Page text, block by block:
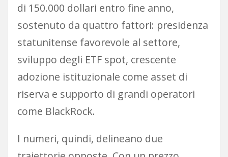
di 150.000 dollari entro fine anno,
sostenuto da quattro fattori: presidenza
statunitense favorevole al settore,
sviluppo degli ETF spot, crescente
adozione istituzionale come asset di
riserva e supporto di grandi operatori
come BlackRock.
I numeri, quindi, delineano due